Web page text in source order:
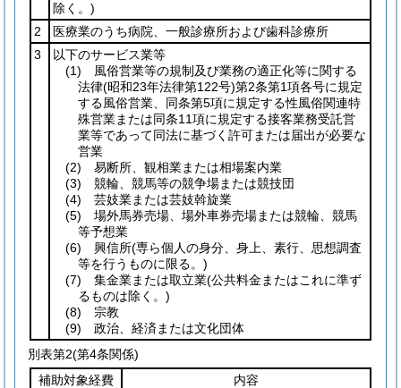
除く。)
2
医療業のうち病院、一般診療所および歯科診療所
3
以下のサービス業等
(1) 風俗営業等の規制及び業務の適正化等に関する
法律(昭和23年法律第122号)第2条第1項各号に規定
する風俗営業、同条第5項に規定する性風俗関連特
殊営業または同条11項に規定する接客業務受託営
業等であって同法に基づく許可または届出が必要な
営業
(2) 易断所、観相業または相場案内業
(3) 競輪、競馬等の競争場または競技団
(4) 芸妓業または芸妓斡旋業
(5) 場外馬券売場、場外車券売場または競輪、競馬
等予想業
(6) 興信所(専ら個人の身分、身上、素行、思想調査
等を行うものに限る。)
(7) 集金業または取立業(公共料金またはこれに準ず
るものは除く。)
(8) 宗教
(9) 政治、経済または文化団体
別表第2(第4条関係)
補助対象経費
内容